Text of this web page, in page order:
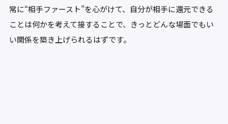
常に“相手ファースト”を心がけて、自分が相手に還元できる
ことは何かを考えて接することで、きっとどんな場面でもい
い関係を築き上げられるはずです。